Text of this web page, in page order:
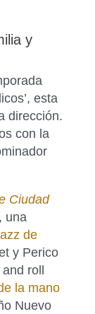
y
esta
dirección.
con la
Ciudad
una
de
y Perico
roll
la mano
Nuevo